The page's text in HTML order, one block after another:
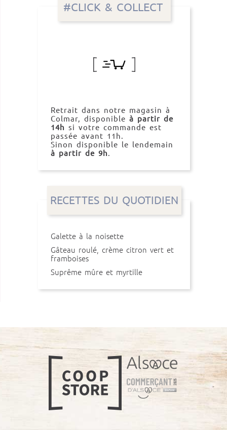
#CLICK & COLLECT
Retrait dans notre magasin à
Colmar, disponible à partir de
14h si votre commande est
passée avant 11h.
Sinon disponible le lendemain
à partir de 9h.
RECETTES DU QUOTIDIEN
Galette à la noisette
Gâteau roulé, crème citron vert et
framboises
Suprême mûre et myrtille